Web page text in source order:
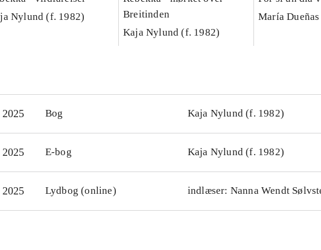
Nylund (f. 1982)
Breitinden
Kaja Nylund (f. 1982)
María Dueñas
2025 Bog Kaja Nylund (f. 1982)
2025 E-bog Kaja Nylund (f. 1982)
2025 Lydbog (online) indlæser: Nanna Wendt